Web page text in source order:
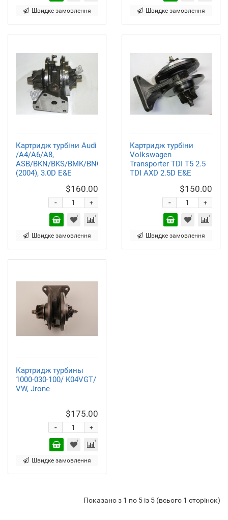
Швидке замовлення Швидке замовлення
Картридж турбіни Audi
/A4/A6/A8,
ASB/BKN/BKS/BMK/BNG,
(2004), 3.0D E&E
$160.00
+
-
Швидке замовлення
Картридж турбіни
Volkswagen
Transporter TDI T5 2.5
TDI AXD 2.5D E&E
$150.00
+
-
Швидке замовлення
Картридж турбины
1000-030-100/ K04VGT/
VW, Jrone
$175.00
+
-
Швидке замовлення
Показано з 1 по 5 із 5 (всього 1 сторінок)